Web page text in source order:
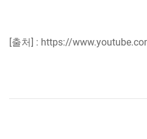
[출처] : https://